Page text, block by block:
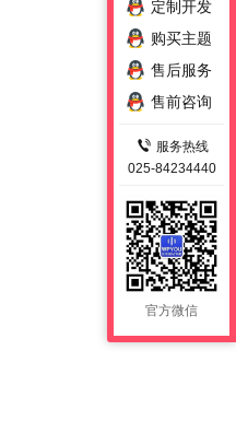
定制开发
购买主题
售后服务
售前咨询
服务热线
025-84234440
官方微信